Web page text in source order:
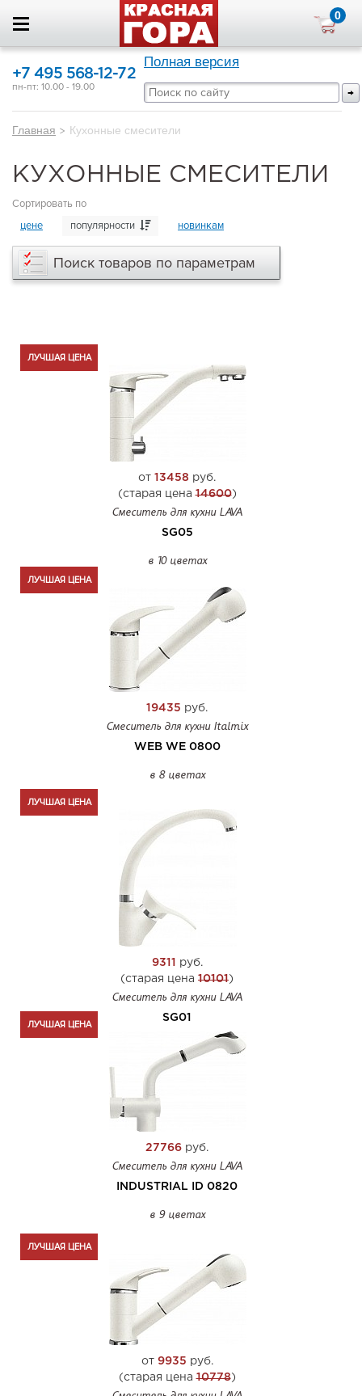
0
+7 495 568-12-72
пн-пт: 10.00 - 19.00
Полная версия
Главная > Кухонные смесители
КУХОННЫЕ СМЕСИТЕЛИ
Сортировать по
цене
популярности новинкам
Поиск товаров по параметрам
от 13458 руб.
(старая цена14600)
Смеситель для кухни LAVA
SG05
в 10 цветах
ЛУЧШАЯ ЦЕНА
19435 руб.
Смеситель для кухни Italmix
WEB WE 0800
в 8 цветах
ЛУЧШАЯ ЦЕНА
9311
руб.
(старая цена 10101)
Смеситель для кухни LAVA
SG01
в 10 цветах
ЛУЧШАЯ ЦЕНА
27766 руб.
Смеситель для кухни LAVA
INDUSTRIAL ID 0820
в 9 цветах
ЛУЧШАЯ ЦЕНА
от 9935 руб.
(старая цена10778)
ЛУЧШАЯ ЦЕНА